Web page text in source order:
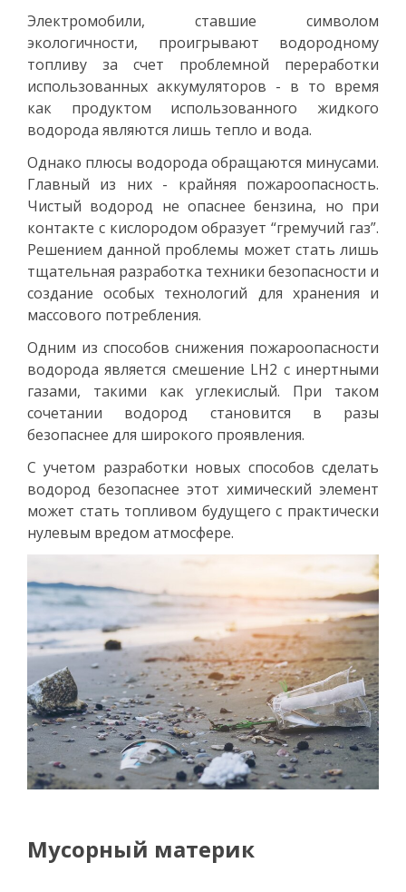
Электромобили, ставшие символом
экологичности, проигрывают водородному
топливу за счет проблемной переработки
использованных аккумуляторов - в то время
как продуктом использованного жидкого
водорода являются лишь тепло и вода.
Однако плюсы водорода обращаются минусами.
Главный из них - крайняя пожароопасность.
Чистый водород не опаснее бензина, но при
контакте с кислородом образует “гремучий газ”.
Решением данной проблемы может стать лишь
тщательная разработка техники безопасности и
создание особых технологий для хранения и
массового потребления.
Одним из способов снижения пожароопасности
водорода является смешение LH2 с инертными
газами, такими как углекислый. При таком
сочетании водород становится в разы
безопаснее для широкого проявления.
С учетом разработки новых способов сделать
водород безопаснее этот химический элемент
может стать топливом будущего с практически
нулевым вредом атмосфере.
Мусорный материк